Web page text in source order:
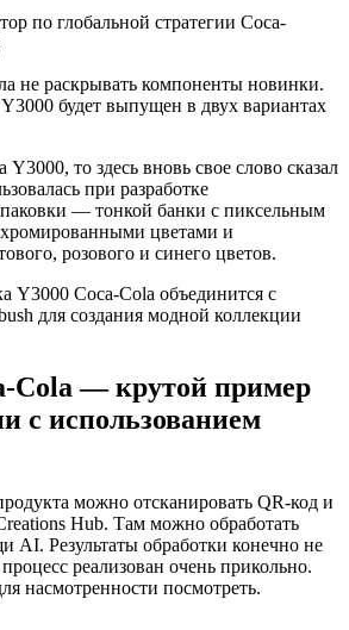
по глобальной стратегии Coca-
не раскрывать компоненты новинки.
будет выпущен в двух вариантах
Y3000, то здесь вновь свое слово сказал
при разработке
— тонкой банки с пиксельным
цветами и
розового и синего цветов.
Y3000 Coca-Cola объединится с
для создания модной коллекции
Cola — крутой пример
с использованием
можно отсканировать QR-код и
Hub. Там можно обработать
AI. Результаты обработки конечно не
реализован очень прикольно.
насмотренности посмотреть.